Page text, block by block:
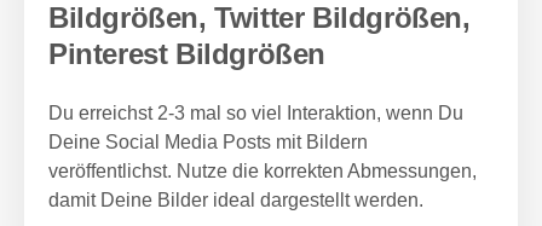
Bildgrößen, Twitter Bildgrößen,
Pinterest Bildgrößen
Du erreichst 2-3 mal so viel Interaktion, wenn Du
Deine Social Media Posts mit Bildern
veröffentlichst. Nutze die korrekten Abmessungen,
damit Deine Bilder ideal dargestellt werden.